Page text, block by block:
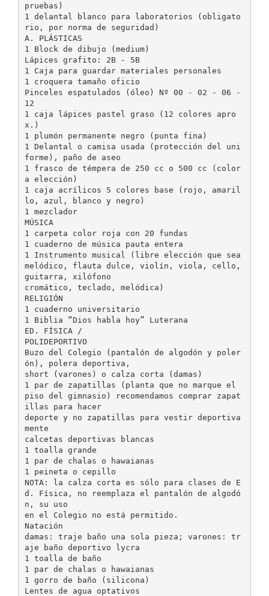
pruebas)
1 delantal blanco para laboratorios (obligato
rio, por norma de seguridad)
A. PLÁSTICAS
1 Block de dibujo (medium)
Lápices grafito: 2B - 5B
1 Caja para guardar materiales personales
1 croquera tamaño oficio
Pinceles espatulados (óleo) Nº 00 - 02 - 06 -
12
1 caja lápices pastel graso (12 colores apro
x.)
1 plumón permanente negro (punta fina)
1 Delantal o camisa usada (protección del uni
forme), paño de aseo
1 frasco de témpera de 250 cc o 500 cc (color
a elección)
1 caja acrílicos 5 colores base (rojo, amaril
lo, azul, blanco y negro)
1 mezclador
MÚSICA
1 carpeta color roja con 20 fundas
1 cuaderno de música pauta entera
1 Instrumento musical (libre elección que sea
melódico, flauta dulce, violín, viola, cello,
guitarra, xilófono
cromático, teclado, melódica)
RELIGIÓN
1 cuaderno universitario
1 Biblia “Dios habla hoy” Luterana
ED. FÍSICA /
POLIDEPORTIVO
Buzo del Colegio (pantalón de algodón y poler
ón), polera deportiva,
short (varones) o calza corta (damas)
1 par de zapatillas (planta que no marque el
piso del gimnasio) recomendamos comprar zapat
illas para hacer
deporte y no zapatillas para vestir deportiva
mente
calcetas deportivas blancas
1 toalla grande
1 par de chalas o hawaianas
1 peineta o cepillo
NOTA: la calza corta es sólo para clases de E
d. Física, no reemplaza el pantalón de algodó
n, su uso
en el Colegio no está permitido.
Natación
damas: traje baño una sola pieza; varones: tr
aje baño deportivo lycra
1 toalla de baño
1 par de chalas o hawaianas
1 gorro de baño (silicona)
Lentes de agua optativos